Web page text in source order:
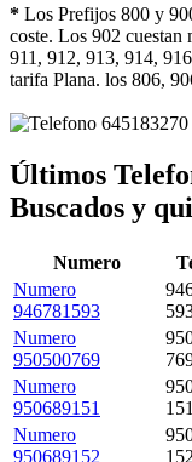
* Los Prefijos 800 y
coste. Los 902 cuestan
911, 912, 913, 914,
tarifa Plana. los 806,
Últimos
Buscados y
Numero
Numero
946781593
Numero
950500769
Numero
950689151
151
Numero
950689152
152